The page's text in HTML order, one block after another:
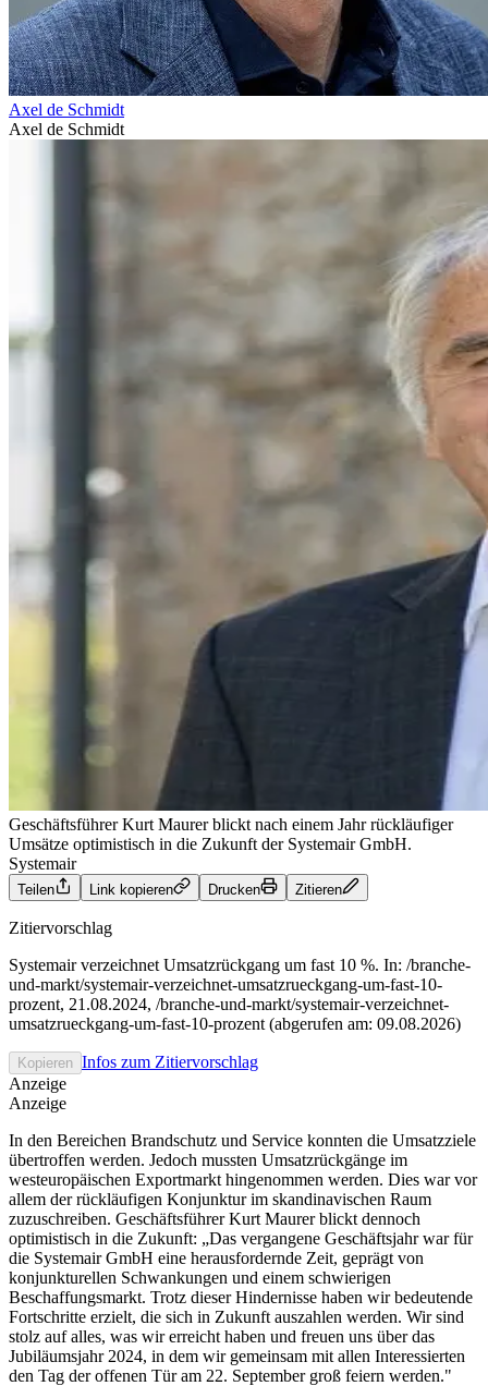
Axel de Schmidt
Axel de Schmidt
Geschäftsführer Kurt Maurer blickt nach einem Jahr rückläufiger
Umsätze optimistisch in die Zukunft der Systemair GmbH.
Systemair
Teilen Link kopieren Drucken Zitieren
Zitiervorschlag
Systemair verzeichnet Umsatzrückgang um fast 10 %. In: /branche-
und-markt/systemair-verzeichnet-umsatzrueckgang-um-fast-10-
prozent, 21.08.2024, /branche-und-markt/systemair-verzeichnet-
umsatzrueckgang-um-fast-10-prozent (abgerufen am: 09.08.2026)
Kopieren Infos zum Zitiervorschlag
Anzeige
Anzeige
In den Bereichen Brandschutz und Service konnten die Umsatzziele
übertroffen werden. Jedoch mussten Umsatzrückgänge im
westeuropäischen Exportmarkt hingenommen werden. Dies war vor
allem der rückläufigen Konjunktur im skandinavischen Raum
zuzuschreiben. GeschäftsführerKurt Maurer blickt dennoch
optimistisch in die Zukunft: „Das vergangene Geschäftsjahr war für
die Systemair GmbH eine herausfordernde Zeit, geprägt von
konjunkturellen Schwankungen und einem schwierigen
Beschaffungsmarkt. Trotz dieser Hindernisse haben wir bedeutende
Fortschritte erzielt, die sich in Zukunft auszahlen werden. Wir sind
stolz auf alles, was wir erreicht haben und freuen uns über das
Jubiläumsjahr 2024, in dem wir gemeinsam mit allen Interessierten
den Tag der offenen Tür am 22. September groß feiern werden."